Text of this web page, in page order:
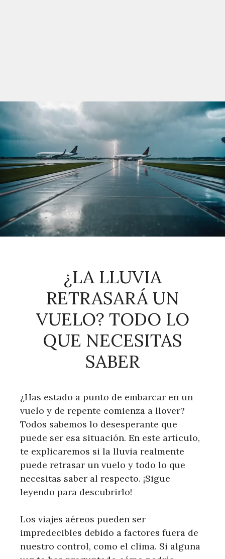
¿LA LLUVIA
RETRASARÁ UN
VUELO? TODO LO
QUE NECESITAS
SABER
¿Has estado a punto de embarcar en un
vuelo y de repente comienza a llover?
Todos sabemos lo desesperante que
puede ser esa situación. En este artículo,
te explicaremos si la lluvia realmente
puede retrasar un vuelo y todo lo que
necesitas saber al respecto. ¡Sigue
leyendo para descubrirlo!
Los viajes aéreos pueden ser
impredecibles debido a factores fuera de
nuestro control, como el clima. Si alguna